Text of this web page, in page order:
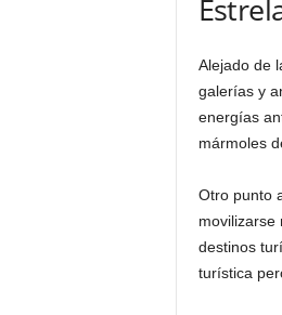
Alejado de
galerías y
energías
mármoles
Otro punto
movilizarse
destinos
turística